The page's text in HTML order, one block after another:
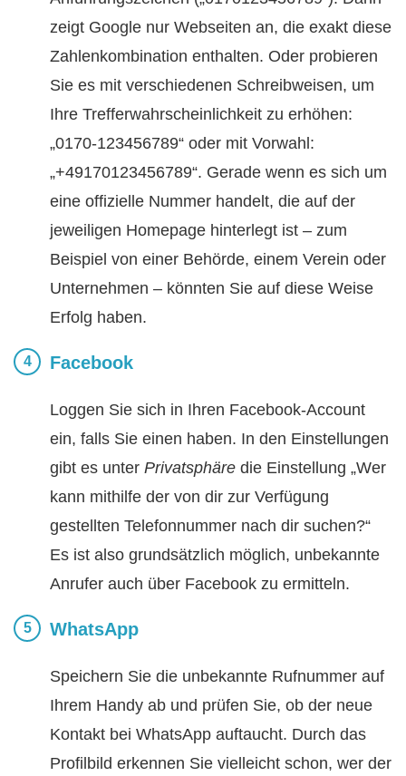
zeigt Google nur Webseiten an, die exakt diese
Zahlenkombination enthalten. Oder probieren
Sie es mit verschiedenen Schreibweisen, um
Ihre Trefferwahrscheinlichkeit zu erhöhen:
„0170-123456789“ oder mit Vorwahl:
„+49170123456789“. Gerade wenn es sich um
eine offizielle Nummer handelt, die auf der
jeweiligen Homepage hinterlegt ist – zum
Beispiel von einer Behörde, einem Verein oder
Unternehmen – könnten Sie auf diese Weise
Erfolg haben.
Facebook
Loggen Sie sich in Ihren Facebook-Account
ein, falls Sie einen haben. In den Einstellungen
gibt es unter Privatsphäre die Einstellung „Wer
kann mithilfe der von dir zur Verfügung
gestellten Telefonnummer nach dir suchen?“
Es ist also grundsätzlich möglich, unbekannte
Anrufer auch über Facebook zu ermitteln.
WhatsApp
Speichern Sie die unbekannte Rufnummer auf
Ihrem Handy ab und prüfen Sie, ob der neue
Kontakt bei WhatsApp auftaucht. Durch das
Profilbild erkennen Sie vielleicht schon, wer der